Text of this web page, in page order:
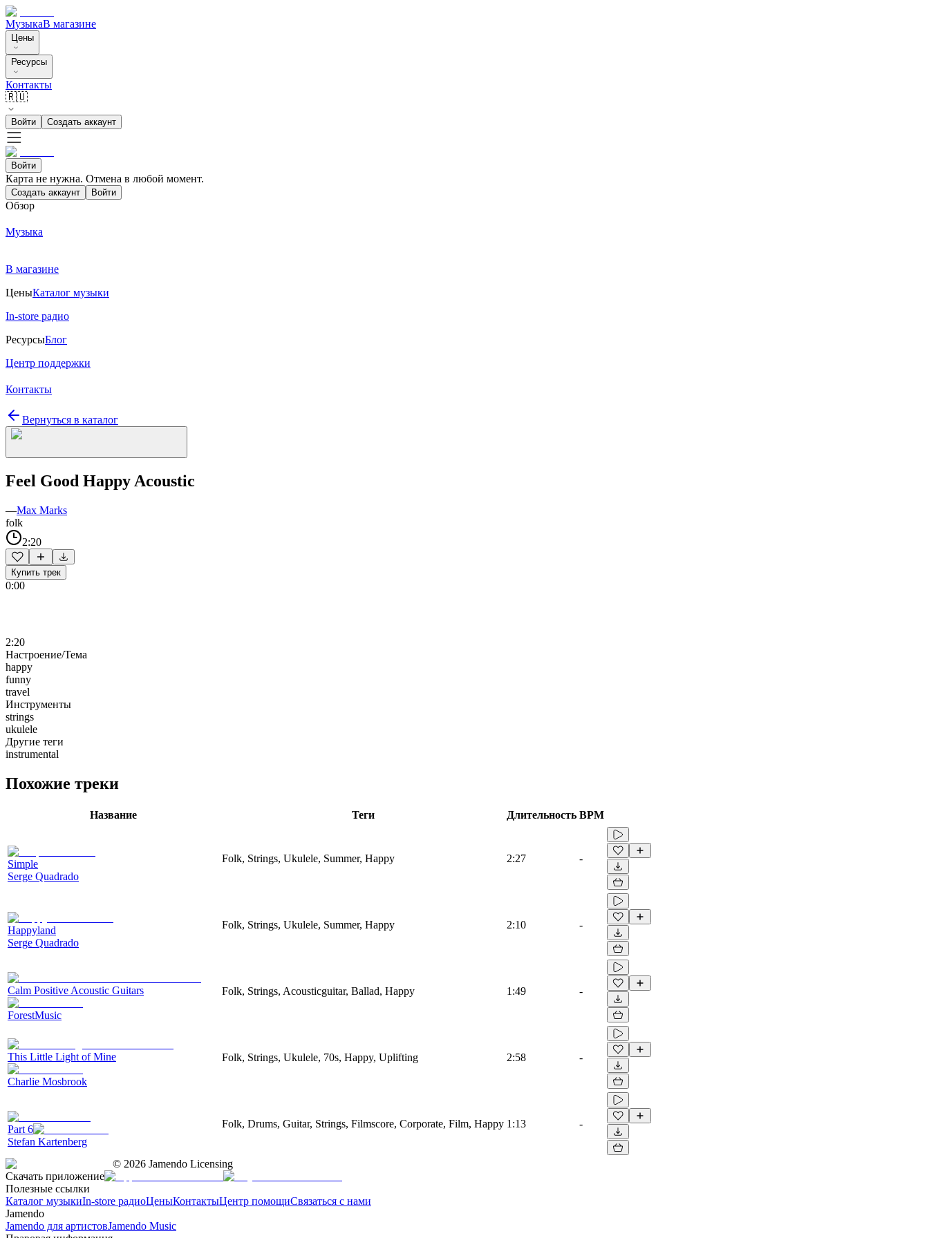
МузыкаВ магазине
Цены
Ресурсы
Контакты
🇷🇺
Войти Создать аккаунт
Войти
Карта не нужна. Отмена в любой момент.
Создать аккаунт Войти
Обзор
Музыка
В магазине
ЦеныКаталог музыки
In-store радио
РесурсыБлог
Центр поддержки
Контакты
Вернуться в каталог
Feel Good Happy Acoustic
—Max Marks
folk
2:20
Купить трек
0:00
2:20
Настроение/Тема
happy
funny
travel
Инструменты
strings
ukulele
Другие теги
instrumental
Похожие треки
Название Теги Длительность BPM
Simple
Serge Quadrado
Folk, Strings, Ukulele, Summer, Happy 2:27 -
Happyland
Serge Quadrado
Folk, Strings, Ukulele, Summer, Happy 2:10 -
Calm Positive Acoustic Guitars
ForestMusic
Folk, Strings, Acousticguitar, Ballad, Happy 1:49 -
This Little Light of Mine
Charlie Mosbrook
Folk, Strings, Ukulele, 70s, Happy, Uplifting 2:58 -
Part 6
Stefan Kartenberg
Folk, Drums, Guitar, Strings, Filmscore, Corporate, Film, Happy 1:13 -
© 2026 Jamendo Licensing
Скачать приложение
Полезные ссылки
Каталог музыкиIn-store радиоЦеныКонтактыЦентр помощиСвязаться с нами
Jamendo
Jamendo для артистовJamendo Music